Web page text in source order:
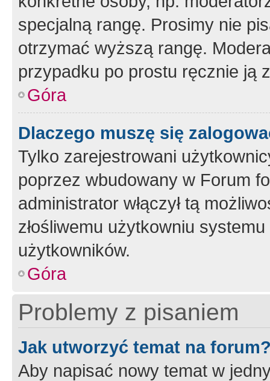
specjalną rangę. Prosimy nie
otrzymać wyższą rangę.
przypadku po prostu ręcznie ją
Góra
Dlaczego muszę się
Tylko zarejestrowani
poprzez wbudowany w Forum
administrator włączył tą
złośliwemu użytkowniu
użytkowników.
Góra
Problemy z pisaniem
Jak utworzyć temat na
Aby napisać nowy temat w